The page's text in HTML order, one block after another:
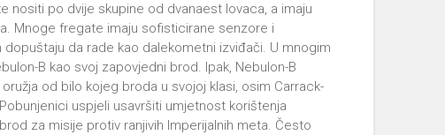
nositi po dvije skupine od dvanaest lovaca, a imaju
Mnoge fregate imaju sofisticirane senzore i
da rade kao dalekometni izviđači. U mnogim
B kao svoj zapovjedni brod. Ipak, Nebulon-B
od bilo kojeg broda u svojoj klasi, osim Carrack-
uspjeli usavršiti umjetnost korištenja
za misije protiv ranjivih Imperijalnih meta. Često